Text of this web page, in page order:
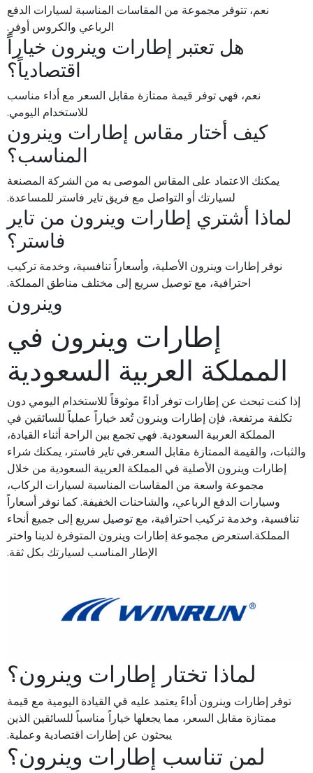
نعم، تتوفر مجموعة من المقاسات المناسبة لسيارات الدفع
الرباعي والكروس أوفر.
هل تعتبر إطارات وينرون خياراً
اقتصادياً؟
نعم، فهي توفر قيمة ممتازة مقابل السعر مع أداء مناسب
للاستخدام اليومي.
كيف أختار مقاس إطارات وينرون
المناسب؟
يمكنك الاعتماد على المقاس الموصى به من الشركة المصنعة
لسيارتك أو التواصل مع فريق تاير فاستر للمساعدة.
لماذا أشتري إطارات وينرون من تاير
فاستر؟
نوفر إطارات وينرون الأصلية، وأسعاراً تنافسية، وخدمة تركيب
احترافية، مع توصيل سريع إلى مختلف مناطق المملكة.
وينرون
إطارات وينرون في
المملكة العربية السعودية
إذا كنت تبحث عن إطارات توفر أداءً موثوقاً للاستخدام اليومي دون
تكلفة مرتفعة، فإن إطارات وينرون تُعد خياراً عملياً للسائقين في
المملكة العربية السعودية. فهي تجمع بين الراحة أثناء القيادة،
والثبات، والقيمة الممتازة مقابل السعر.في تاير فاستر، يمكنك شراء
إطارات وينرون الأصلية في المملكة العربية السعودية من خلال
مجموعة واسعة من المقاسات المناسبة لسيارات الركاب،
وسيارات الدفع الرباعي، والشاحنات الخفيفة. كما نوفر أسعاراً
تنافسية، وخدمة تركيب احترافية، مع توصيل سريع إلى جميع أنحاء
المملكة.استعرض مجموعة إطارات وينرون المتوفرة لدينا واختر
الإطار المناسب لسيارتك بكل ثقة.
لماذا تختار إطارات وينرون؟
توفر إطارات وينرون أداءً يعتمد عليه في القيادة اليومية مع قيمة
ممتازة مقابل السعر، مما يجعلها خياراً مناسباً للسائقين الذين
يبحثون عن إطارات اقتصادية وعملية.
لمن تناسب إطارات وينرون؟